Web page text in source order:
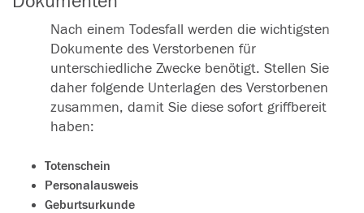
Nach einem Todesfall werden die wichtigsten
Dokumente des Verstorbenen für
unterschiedliche Zwecke benötigt. Stellen Sie
daher folgende Unterlagen des Verstorbenen
zusammen, damit Sie diese sofort griffbereit
haben:
Totenschein
Personalausweis
Geburtsurkunde